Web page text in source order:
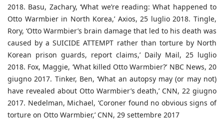
2018. Basu, Zachary, ‘What we’re reading: What happened to
Otto Warmbier in North Korea,’ Axios, 25 luglio 2018. Tingle,
Rory, ‘Otto Warmbier’s brain damage that led to his death was
caused by a SUICIDE ATTEMPT rather than torture by North
Korean prison guards, report claims,’ Daily Mail, 25 luglio
2018. Fox, Maggie, ’What killed Otto Warmbier?’ NBC News, 20
giugno 2017. Tinker, Ben, ‘What an autopsy may (or may not)
have revealed about Otto Warmbier’s death,’ CNN, 22 giugno
2017. Nedelman, Michael, ‘Coroner found no obvious signs of
torture on Otto Warmbier,’ CNN, 29 settembre 2017